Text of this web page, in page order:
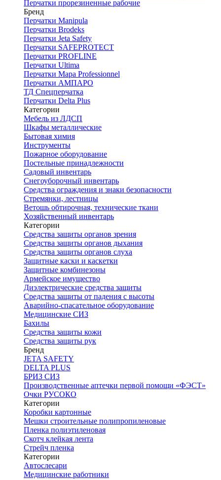
Перчатки прорезиненные рабочие
Бренд
Перчатки Manipula
Перчатки Brodeks
Перчатки Jeta Safety
Перчатки SAFEPROTECT
Перчатки PROFLINE
Перчатки Ultima
Перчатки Мара Professionnel
Перчатки АМПАРО
ТД Спецперчатка
Перчатки Delta Plus
Категории
Мебель из ЛДСП
Шкафы металлические
Бытовая химия
Инструменты
Пожарное оборудование
Постельные принадлежности
Садовый инвентарь
Снегоуборочный инвентарь
Средства ограждения и знаки безопасности
Стремянки, лестницы
Ветошь обтирочная, технические ткани
Хозяйственный инвентарь
Категории
Средства защиты органов зрения
Средства защиты органов дыхания
Средства защиты органов слуха
Защитные каски и каскетки
Защитные комбинезоны
Армейское имущество
Диэлектрические средства защиты
Средства защиты от падения с высоты
Аварийно-спасательное оборудование
Медицинские СИЗ
Бахилы
Средства защиты кожи
Средства защиты рук
Бренд
JETA SAFETY
DELTA PLUS
БРИЗ СИЗ
Производственные аптечки первой помощи «ФЭСТ»
Очки РУСОКО
Категории
Коробки картонные
Мешки строительные полипропиленовые
Пленка полиэтиленовая
Скотч клейкая лента
Стрейч пленка
Категории
Автослесари
Медицинские работники